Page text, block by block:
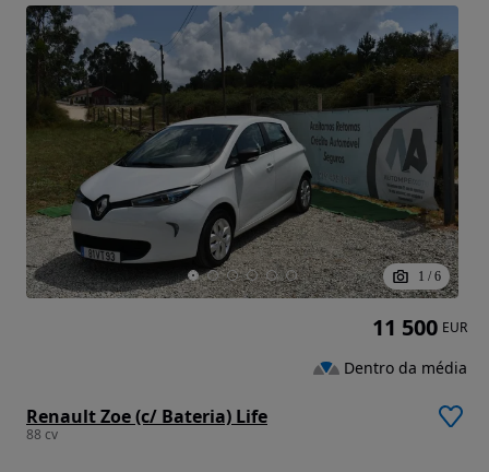
1 / 6
Renault Zoe (c/ Bateria) Life
88 cv
11 500 EUR
Dentro da média